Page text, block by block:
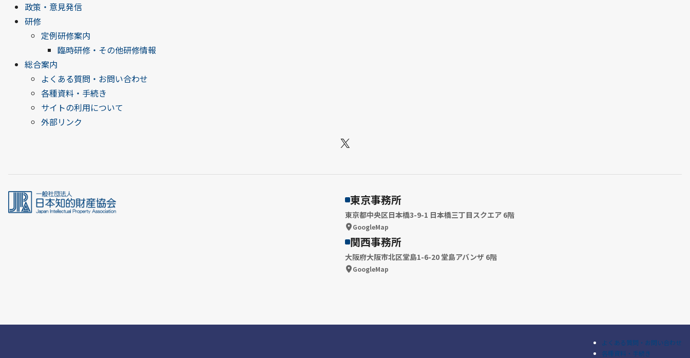
政策・意見発信
研修
定例研修案内
臨時研修・その他研修情報
総合案内
よくある質問・お問い合わせ
各種資料・手続き
サイトの利用について
外部リンク
X
東京事務所
東京都中央区日本橋3-9-1 日本橋三丁目スクエア 6階
GoogleMap
関西事務所
大阪府大阪市北区堂島1-6-20 堂島アバンザ 6階
GoogleMap
よくある質問・お問い合わせ
各種資料・手続き